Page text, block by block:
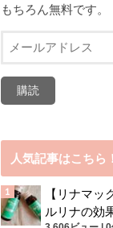
もちろん無料です。
ル
ス
人気記事はこちら！
【リナマッ
ルリナの効